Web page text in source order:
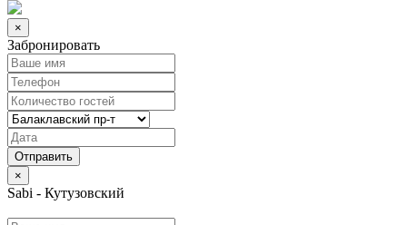
×
Забронировать
×
Sabi - Кутузовский